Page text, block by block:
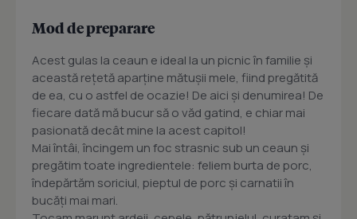
Mod de preparare
Acest gulas la ceaun e ideal la un picnic în familie și
această rețetă aparține mătușii mele, fiind pregătită
de ea, cu o astfel de ocazie! De aici și denumirea! De
fiecare dată mă bucur să o văd gatind, e chiar mai
pasionată decât mine la acest capitol!
Mai întâi, încingem un foc strasnic sub un ceaun și
pregătim toate ingredientele: feliem burta de porc,
îndepărtăm soriciul, pieptul de porc și carnatii în
bucăți mai mari.